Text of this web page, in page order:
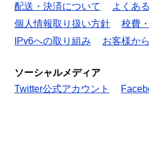
配送・決済について
よくあ
個人情報取り扱い方針
校費
IPv6への取り組み
お客様か
ソーシャルメディア
Twitter公式アカウント